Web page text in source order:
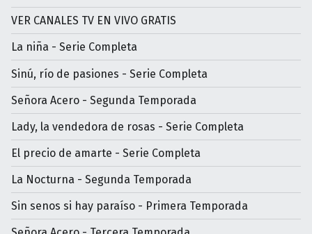
VER CANALES TV EN VIVO GRATIS
La niña - Serie Completa
Sinú, río de pasiones - Serie Completa
Señora Acero - Segunda Temporada
Lady, la vendedora de rosas - Serie Completa
El precio de amarte - Serie Completa
La Nocturna - Segunda Temporada
Sin senos si hay paraíso - Primera Temporada